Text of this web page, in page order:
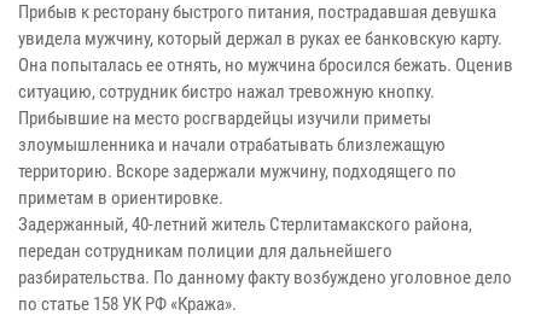
Прибыв к ресторану быстрого питания, пострадавшая девушка
увидела мужчину, который держал в руках ее банковскую карту.
Она попыталась ее отнять, но мужчина бросился бежать. Оценив
ситуацию, сотрудник бистро нажал тревожную кнопку.
Прибывшие на место росгвардейцы изучили приметы
злоумышленника и начали отрабатывать близлежащую
территорию. Вскоре задержали мужчину, подходящего по
приметам в ориентировке.
Задержанный, 40-летний житель Стерлитамакского района,
передан сотрудникам полиции для дальнейшего
разбирательства. По данному факту возбуждено уголовное дело
по статье 158 УК РФ «Кража».